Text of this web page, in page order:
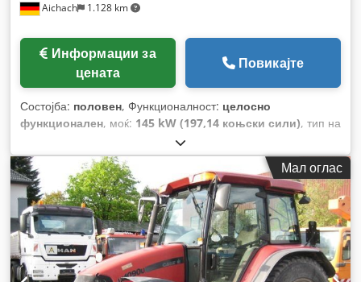
Aichach 1.128 km
цената
Повикајте
Состојба: половен, Функционалност: целосно
функционален, моќ: 145 kW (197,14 коњски сили), тип на
, работна тежина:
Година на изградба:2000, работни часови:8.000 h,
Опрема:кабина, клима уред, централизирана система
за подмачкување,
Мал оглас